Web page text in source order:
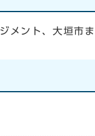
ント、大垣市